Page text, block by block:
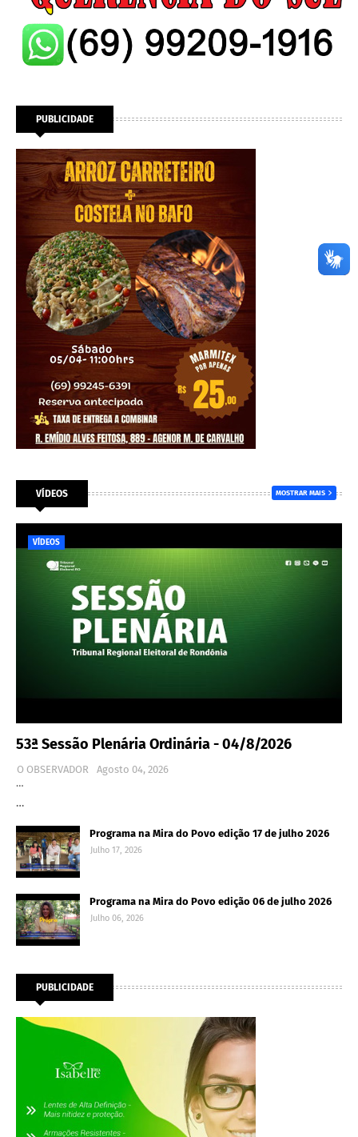
PUBLICIDADE
VÍDEOS MOSTRAR MAIS
VÍDEOS
53ª Sessão Plenária Ordinária - 04/8/2026
O OBSERVADOR
Agosto 04, 2026
…
…
Programa na Mira do Povo edição 17 de julho 2026
Julho 17, 2026
Programa na Mira do Povo edição 06 de julho 2026
Julho 06, 2026
PUBLICIDADE